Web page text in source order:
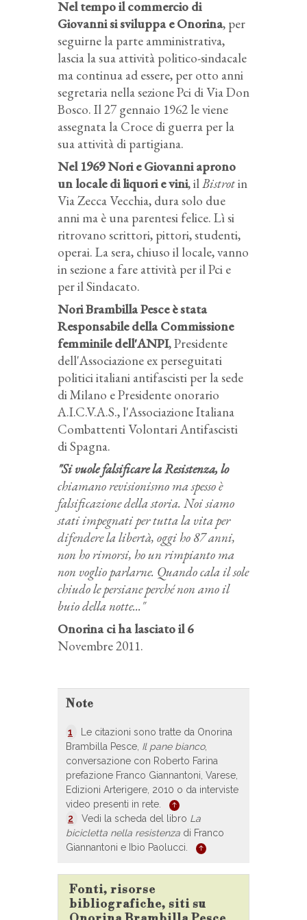
Nel tempo il commercio di
Giovanni si sviluppa e Onorina, per
seguirne la parte amministrativa,
lascia la sua attività politico-sindacale
ma continua ad essere, per otto anni
segretaria nella sezione Pci di Via Don
Bosco. Il 27 gennaio 1962 le viene
assegnata la Croce di guerra per la
sua attività di partigiana.
Nel 1969 Nori e Giovanni aprono
un locale di liquori e vini, ilBistrotin
Via Zecca Vecchia, dura solo due
anni ma è una parentesi felice. Lì si
ritrovano scrittori, pittori, studenti,
operai. La sera, chiuso il locale, vanno
in sezione a fare attività per il Pci e
per il Sindacato.
Nori Brambilla Pesce è stata
Responsabile della Commissione
femminile dell'ANPI, Presidente
dell'Associazione ex perseguitati
politici italiani antifascisti per la sede
di Milano e Presidente onorario
A.I.C.V.A.S., l'Associazione Italiana
Combattenti Volontari Antifascisti
di Spagna.
"Si vuole falsificare la Resistenza, lo
chiamano revisionismo ma spesso è
falsificazione della storia. Noi siamo
stati impegnati per tutta la vita per
difendere la libertà, oggi ho 87 anni,
non ho rimorsi, ho un rimpianto ma
non voglio parlarne. Quando cala il sole
chiudo le persiane perché non amo il
buio della notte..."
Onorina ci ha lasciato il 6
Novembre 2011.
Note
1
Le citazioni sono tratte da Onorina
Brambilla Pesce, Il pane bianco,
conversazione con Roberto Farina
prefazione Franco Giannantoni, Varese,
Edizioni Arterigere, 2010 o da interviste
video presenti in rete.
2
Vedi la scheda del libro La
bicicletta nella resistenza di Franco
Giannantoni e Ibio Paolucci.
Fonti, risorse
bibliografiche, siti su